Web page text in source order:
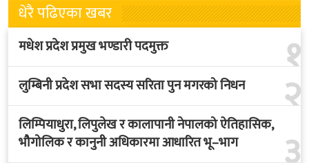
धेरै पढिएका खबर
१
मधेश प्रदेश प्रमुख भण्डारी पदमुक्त
२
लुम्बिनी प्रदेश सभा सदस्य सरिता पुन मगरको निधन
लिम्पियाधुरा, लिपुलेख र कालापानी नेपालको ऐतिहासिक,
भौगोलिक र कानुनी अधिकारमा आधारित भू–भाग